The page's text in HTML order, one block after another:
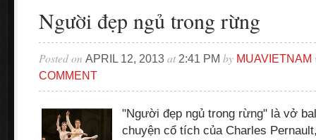
Người đẹp ngủ trong rừng
Posted on APRIL 12, 2013 at 2:41 PM by MUAVIETNAM
COMMENT
"Người đẹp ngủ trong rừng" là vở
chuyện cổ tích của Charles